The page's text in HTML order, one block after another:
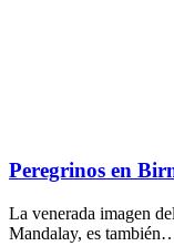
Peregrinos en
La venerada imagen
Mandalay, es